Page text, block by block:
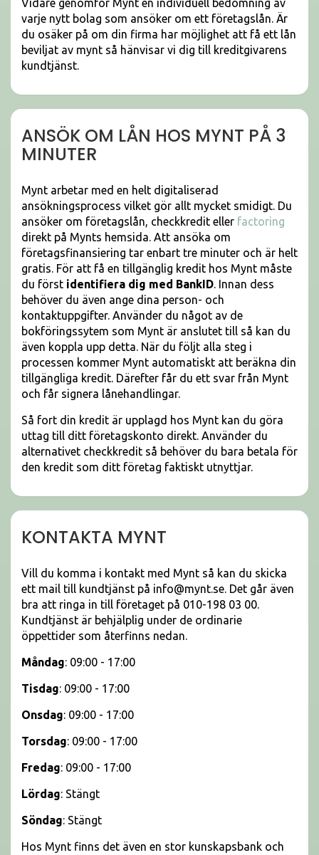
Vidare genomför Mynt en individuell bedömning av
varje nytt bolag som ansöker om ett företagslån. Är
du osäker på om din firma har möjlighet att få ett lån
beviljat av mynt så hänvisar vi dig till kreditgivarens
kundtjänst.
ANSÖK OM LÅN HOS MYNT PÅ 3
MINUTER
Mynt arbetar med en helt digitaliserad
ansökningsprocess vilket gör allt mycket smidigt. Du
ansöker om företagslån, checkkredit eller factoring
direkt på Mynts hemsida. Att ansöka om
företagsfinansiering tar enbart tre minuter och är helt
gratis. För att få en tillgänglig kredit hos Mynt måste
du först identifiera dig med BankID. Innan dess
behöver du även ange dina person- och
kontaktuppgifter. Använder du något av de
bokföringssytem som Mynt är anslutet till så kan du
även koppla upp detta. När du följt alla steg i
processen kommer Mynt automatiskt att beräkna din
tillgängliga kredit. Därefter får du ett svar från Mynt
och får signera lånehandlingar.
Så fort din kredit är upplagd hos Mynt kan du göra
uttag till ditt företagskonto direkt. Använder du
alternativet checkkredit så behöver du bara betala för
den kredit som ditt företag faktiskt utnyttjar.
KONTAKTA MYNT
Vill du komma i kontakt med Mynt så kan du skicka
ett mail till kundtjänst på info@mynt.se. Det går även
bra att ringa in till företaget på 010-198 03 00.
Kundtjänst är behjälplig under de ordinarie
öppettider som återfinns nedan.
Måndag: 09:00 - 17:00
Tisdag: 09:00 - 17:00
Onsdag: 09:00 - 17:00
Torsdag: 09:00 - 17:00
Fredag: 09:00 - 17:00
Lördag: Stängt
Söndag: Stängt
Hos Mynt finns det även en stor kunskapsbank och